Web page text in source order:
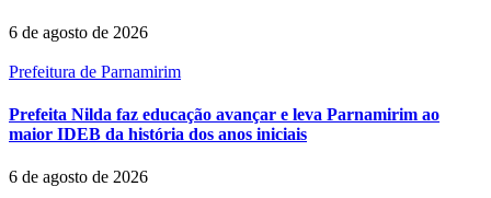
6 de agosto de 2026
Prefeitura de Parnamirim
Prefeita Nilda faz educação avançar e leva Parnamirim ao
maior IDEB da história dos anos iniciais
6 de agosto de 2026